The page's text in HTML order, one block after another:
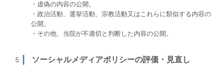
・虚偽の内容の公開。
・政治活動、選挙活動、宗教活動又はこれらに類似する内容の
公開。
・その他、当院が不適切と判断した内容の公開。
ソーシャルメディアポリシーの評価・見直し